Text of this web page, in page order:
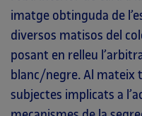
imatge obtinguda de
diversos matisos del
posant en relleu
blanc/negre. Al mateix
subjectes implicats a